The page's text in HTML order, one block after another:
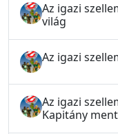
Az igazi
világ
Az igazi
Az igazi
Kapitány